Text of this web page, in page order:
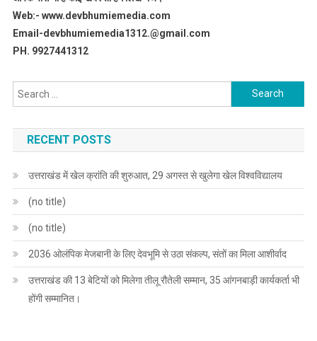
Web:- www.devbhumiemedia.com
Email-devbhumiemedia1312.@gmail.com
PH. 9927441312
Search
for:
RECENT POSTS
उत्तराखंड में खेल क्रांति की शुरुआत, 29 अगस्त से खुलेगा खेल विश्वविद्यालय
(no title)
(no title)
2036 ओलंपिक मेजबानी के लिए देवभूमि से उठा संकल्प, संतों का मिला आशीर्वाद
उत्तराखंड की 13 बेटियों को मिलेगा तीलू रौतेली सम्मान, 35 आंगनबाड़ी कार्यकर्ता भी
होंगी सम्मानित।